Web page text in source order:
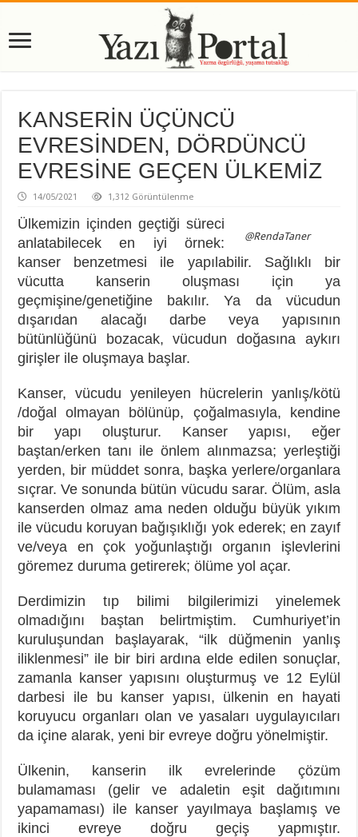
KANSERİN ÜÇÜNCÜ
EVRESİNDEN, DÖRDÜNCÜ
EVRESİNE GEÇEN ÜLKEMİZ
14/05/2021 1,312 Görüntülenme
@RendaTaner
Ülkemizin içinden geçtiği süreci
anlatabilecek en iyi örnek:
kanser benzetmesi ile yapılabilir. Sağlıklı bir
vücutta kanserin oluşması için ya
geçmişine/genetiğine bakılır. Ya da vücudun
dışarıdan alacağı darbe veya yapısının
bütünlüğünü bozacak, vücudun doğasına aykırı
girişler ile oluşmaya başlar.
Kanser, vücudu yenileyen hücrelerin yanlış/kötü
/doğal olmayan bölünüp, çoğalmasıyla, kendine
bir yapı oluşturur. Kanser yapısı, eğer
baştan/erken tanı ile önlem alınmazsa; yerleştiği
yerden, bir müddet sonra, başka yerlere/organlara
sıçrar. Ve sonunda bütün vücudu sarar. Ölüm, asla
kanserden olmaz ama neden olduğu büyük yıkım
ile vücudu koruyan bağışıklığı yok ederek; en zayıf
ve/veya en çok yoğunlaştığı organın işlevlerini
göremez duruma getirerek; ölüme yol açar.
Derdimizin tıp bilimi bilgilerimizi yinelemek
olmadığını baştan belirtmiştim. Cumhuriyet’in
kuruluşundan başlayarak, “ilk düğmenin yanlış
iliklenmesi” ile bir biri ardına elde edilen sonuçlar,
zamanla kanser yapısını oluşturmuş ve 12 Eylül
darbesi ile bu kanser yapısı, ülkenin en hayati
koruyucu organları olan ve yasaları uygulayıcıları
da içine alarak, yeni bir evreye doğru yönelmiştir.
Ülkenin, kanserin ilk evrelerinde çözüm
bulamaması (gelir ve adaletin eşit dağıtımını
yapamaması) ile kanser yayılmaya başlamış ve
ikinci evreye doğru geçiş yapmıştır.